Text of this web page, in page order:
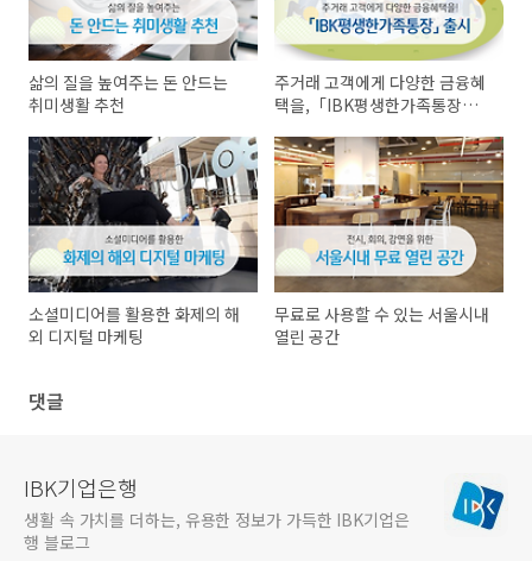
삶의 질을 높여주는 돈 안드는
취미생활 추천
주거래 고객에게 다양한 금융혜
택을,「IBK평생한가족통장」
소셜미디어를 활용한 화제의 해
외 디지털 마케팅
무료로 사용할 수 있는 서울시내
열린 공간
댓글
IBK기업은행
생활 속 가치를 더하는, 유용한 정보가 가득한 IBK기업은
행 블로그